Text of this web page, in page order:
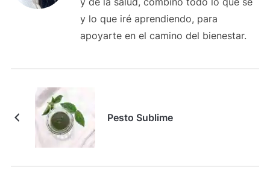
y lo que iré aprendiendo, para
apoyarte en el camino del bienestar.
Pesto Sublime